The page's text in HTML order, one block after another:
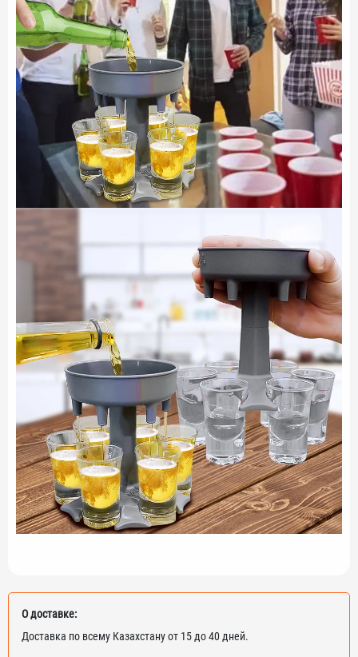
О доставке:
Доставка по всему Казахстану от 15 до 40 дней.